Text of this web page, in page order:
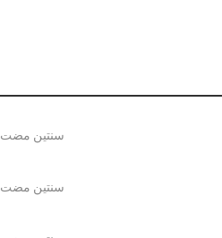
سنتين مضت
سنتين مضت